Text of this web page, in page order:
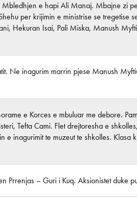
Mbledhjen e hapi Ali Manaj. Mbajne zi
per krijimin e ministrise se tregetise
Hekuran Isai, Pali Miska, Manush
Ne inagurim marrin pjese Manush
e Korces e mbuluar me debore.
Tefta Cami. Flet drejtoresha e
e inagurimit te muzeut te shkolles.
Prrenjas – Guri i Kuq. Aksionistet duke